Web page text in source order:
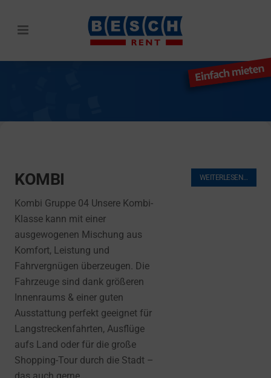
KOMBI
Kombi Gruppe 04 Unsere Kombi-
Klasse kann mit einer
ausgewogenen Mischung aus
Komfort, Leistung und
Fahrvergnügen überzeugen. Die
Fahrzeuge sind dank größeren
Innenraums & einer guten
Ausstattung perfekt geeignet für
Langstreckenfahrten, Ausflüge
aufs Land oder für die große
Shopping-Tour durch die Stadt –
WEITERLESEN…